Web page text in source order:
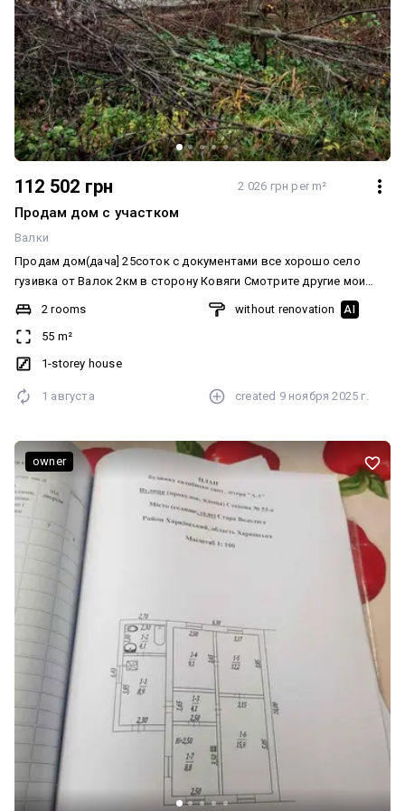
112 502 грн 2 026 грн per m²
Продам дом с участком
Валки
Продам дом(дача] 25соток с документами все хорошо село
гузивка от Валок 2км в сторону Ковяги Смотрите другие мои
объявления Додатково: Система опалення: Інше. Ремонт: Під
чистову обробку. Меблювання: Ні. Комунікації: Електрика, Без
комунікацій
2 rooms
55 m²
1-storey house
without renovation AI
1 августа created 9 ноября 2025 г.
owner